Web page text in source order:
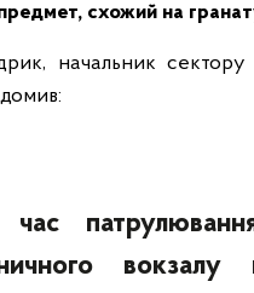
схожий на
начальник сектору
час